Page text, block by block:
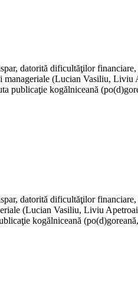
datorită dificultăţilor
(Lucian Vasiliu,
publicaţie kogălniceană
datorită dificultăţilor
(Lucian Vasiliu, Liviu
kogălniceană